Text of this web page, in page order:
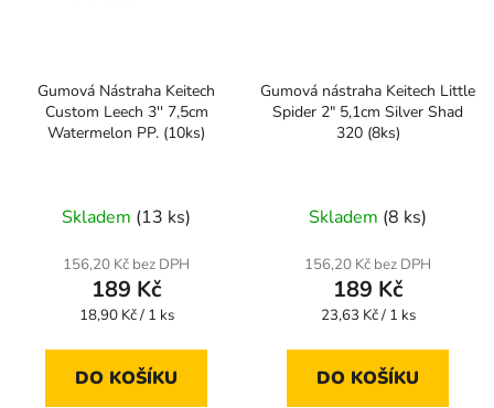
Gumová Nástraha Keitech
Custom Leech 3'' 7,5cm
Watermelon PP. (10ks)
Skladem (13 ks)
156,20 Kč bez DPH
189 Kč
Měrná
18,90 Kč / 1 ks
DO KOŠÍKU
Gumová nástraha Keitech Little
Spider 2" 5,1cm Silver Shad
320 (8ks)
Skladem (8 ks)
156,20 Kč bez DPH
189 Kč
Měrná
23,63 Kč / 1 ks
DO KOŠÍKU